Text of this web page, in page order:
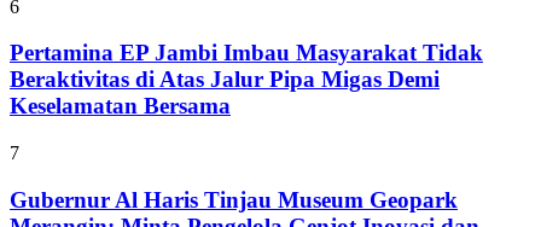
6
Pertamina EP Jambi Imbau Masyarakat Tidak
Beraktivitas di Atas Jalur Pipa Migas Demi
Keselamatan Bersama
7
Gubernur Al Haris Tinjau Museum Geopark